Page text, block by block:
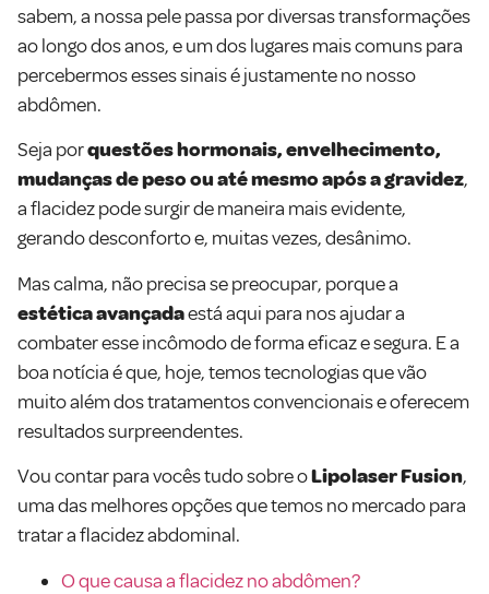
sabem, a nossa pele passa por diversas transformações
ao longo dos anos, e um dos lugares mais comuns para
percebermos esses sinais é justamente no nosso
abdômen.
Seja porquestões hormonais, envelhecimento,
mudanças de peso ou até mesmo após a gravidez,
a flacidez pode surgir de maneira mais evidente,
gerando desconforto e, muitas vezes, desânimo.
Mas calma, não precisa se preocupar, porque a
estética avançadaestá aqui para nos ajudar a
combater esse incômodo de forma eficaz e segura. E a
boa notícia é que, hoje, temos tecnologias que vão
muito além dos tratamentos convencionais e oferecem
resultados surpreendentes.
Vou contar para vocês tudo sobre oLipolaser Fusion,
uma das melhores opções que temos no mercado para
tratar a flacidez abdominal.
O que causa a flacidez no abdômen?